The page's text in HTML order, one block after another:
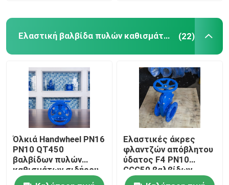
Ποιοτικός έλεγχος
Περιπτώσεις
Μαλακή βαλβίδα πυλών σφραγίδων
Ελαστική βαλβίδα πυλών καθισμάτων
Ελαστική βαλβίδα πυλών καθισμάτων
Ελαστική βαλβίδα πυλών καθισμάτων (22)
Όλκιά Handwheel PN16
PN10 QT450
βαλβίδων πυλών
καθισμάτων σιδήρου
ελαστικά γερμανικά
Ελαστικές άκρες
φλαντζών απόβλητου
ύδατος F4 PN10
GGG50 βαλβίδων
πυλών καθισμάτων